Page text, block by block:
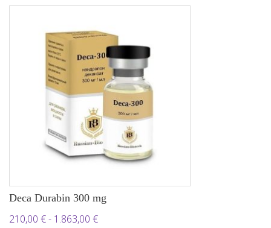
Deca Durabin 300 mg
210,00 €- 1.863,00 €Fascia